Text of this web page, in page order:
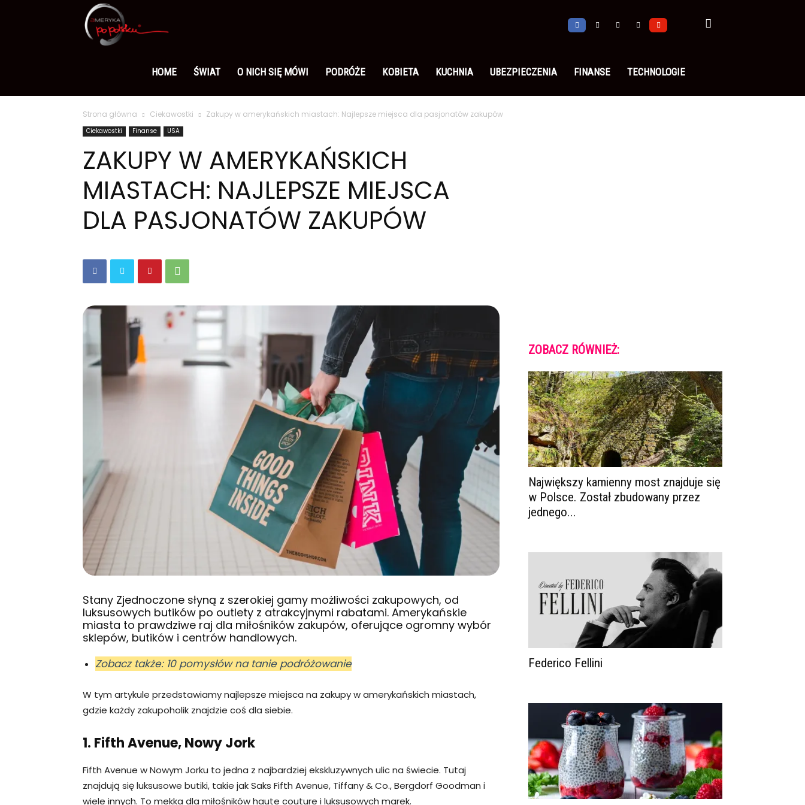
po
polsku
HOME ŚWIAT O NICH SIĘ MÓWI PODRÓŻE KOBIETA KUCHNIA UBEZPIECZENIA FINANSE TECHNOLOGIE
Strona główna Ciekawostki Zakupy w amerykańskich miastach: Najlepsze miejsca dla pasjonatów zakupów
Ciekawostki Finanse USA
ZAKUPY W AMERYKAŃSKICH
MIASTACH: NAJLEPSZE MIEJSCA
DLA PASJONATÓW ZAKUPÓW
Stany Zjednoczone słyną z szerokiej gamy możliwości zakupowych, od
luksusowych butików po outlety z atrakcyjnymi rabatami. Amerykańskie
miasta to prawdziwe raj dla miłośników zakupów, oferujące ogromny wybór
sklepów, butików i centrów handlowych.
Zobacz także: 10 pomysłów na tanie podróżowanie
W tym artykule przedstawiamy najlepsze miejsca na zakupy w amerykańskich miastach,
gdzie każdy zakupoholik znajdzie coś dla siebie.
1. Fifth Avenue, Nowy Jork
Fifth Avenue w Nowym Jorku to jedna z najbardziej ekskluzywnych ulic na świecie. Tutaj
znajdują się luksusowe butiki, takie jak Saks Fifth Avenue, Tiffany & Co., Bergdorf Goodman i
wiele innych. To mekka dla miłośników haute couture i luksusowych marek.
ZOBACZ RÓWNIEŻ:
Największy kamienny most znajduje się
w Polsce. Został zbudowany przez
jednego...
Federico Fellini